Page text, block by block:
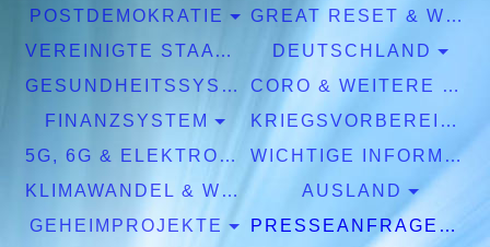
POSTDEMOKRATIE
GREAT RESET & WEF
VEREINIGTE STAATEN EUROPA
DEUTSCHLAND
GESUNDHEITSSYSTEM
CORO & WEITERE PANDEMIEN
FINANZSYSTEM
KRIEGSVORBEREITUNGEN
5G, 6G & ELEKTROSMOG
WICHTIGE INFORMATIONEN
KLIMAWANDEL & WETTER
AUSLAND
GEHEIMPROJEKTE
PRESSEANFRAGEN & EXPERTISEN